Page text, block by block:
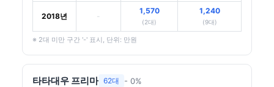
2018년 -
1,570
(2대)
1,240
(9대)
※ 2대 미만 구간 '-' 표시, 단위: 만원
타타대우 프리마 62대
- 0%